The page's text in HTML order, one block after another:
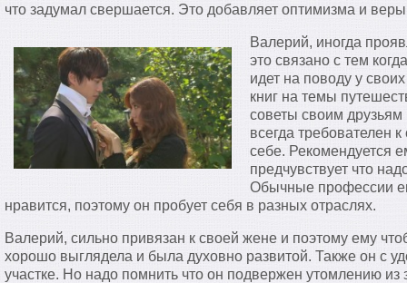
что задумал свершается. Это добавляет оптимизма и
Валерий, иногда
это связано с тем
идет на поводу у
книг на темы
советы своим
всегда требователен
себе. Рекомендуется
предчувствует что
Обычные профессии
нравится, поэтому он пробует себя в разных отраслях.
Валерий, сильно привязан к своей жене и поэтому ему
хорошо выглядела и была духовно развитой. Также он с
участке. Но надо помнить что он подвержен утомлению из